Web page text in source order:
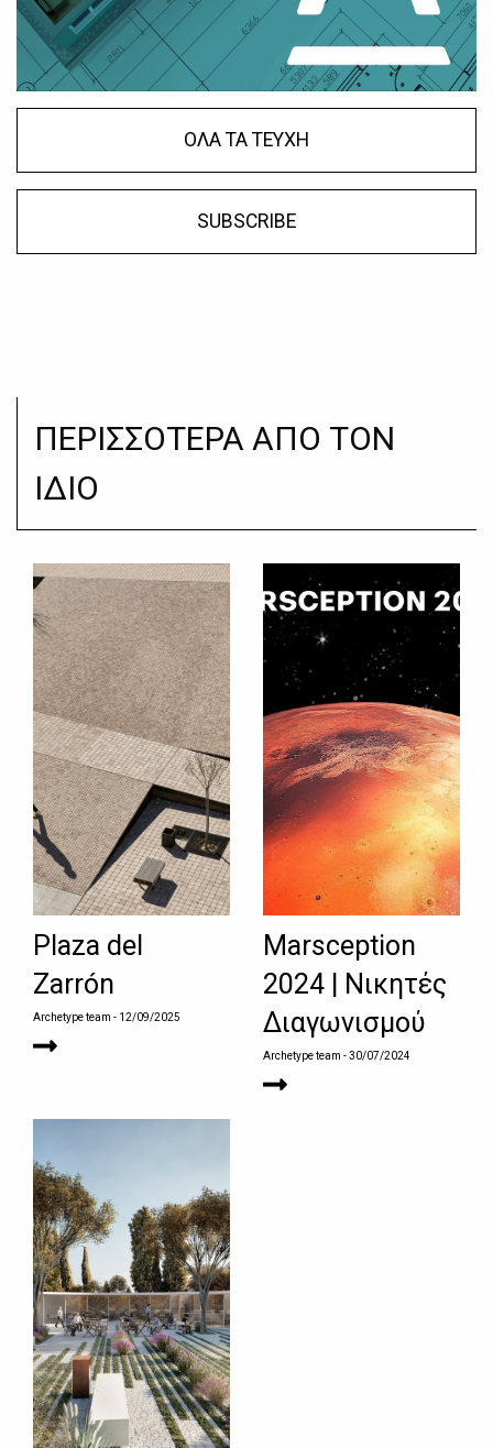
ΟΛΑ ΤΑ ΤΕΥΧΗ
SUBSCRIBE
ΠΕΡΙΣΣΟΤΕΡΑ ΑΠΟ ΤΟΝ
ΙΔΙΟ
Plaza del
Zarrón
Archetype team - 12/09/2025
Marsception
2024 | Νικητές
Διαγωνισμού
Archetype team - 30/07/2024